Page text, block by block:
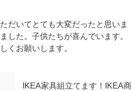
だいてとても大変だったと思いま
した。子供たちが喜んでいます。
くお願いします。
IKEA家具組立てます！IKEA商